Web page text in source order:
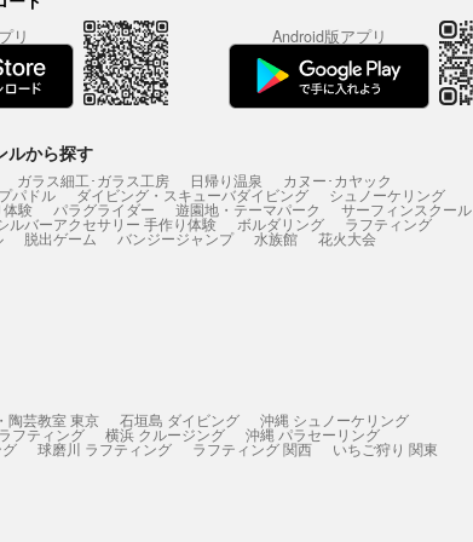
リ Android版アプリ
ルから探す
ガラス細工･ガラス工房 日帰り温泉 カヌー･カヤック
パドル ダイビング・スキューバダイビング シュノーケリング
体験 パラグライダー 遊園地・テーマパーク サーフィンスクール
ルバーアクセサリー 手作り体験 ボルダリング ラフティング
脱出ゲーム バンジージャンプ 水族館 花火大会
陶芸教室 東京 石垣島 ダイビング 沖縄 シュノーケリング
フティング 横浜 クルージング 沖縄 パラセーリング
球磨川 ラフティング ラフティング 関西 いちご狩り 関東